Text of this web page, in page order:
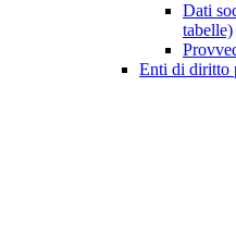
Dati
tabelle)
Enti di diritto